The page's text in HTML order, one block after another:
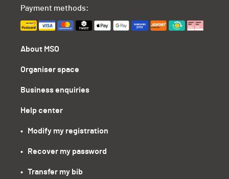
About MSO
Organiser space
Business enquiries
Help center
•   Modify my registration
•   Recover my password
•   Transfer my bib
Payment methods: